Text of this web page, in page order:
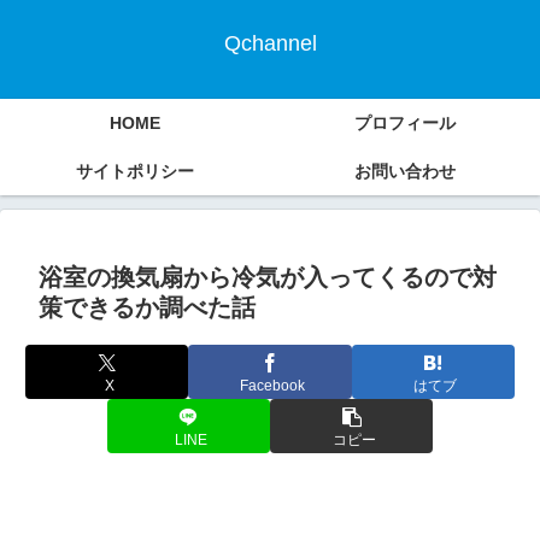
Qchannel
HOME プロフィール
サイトポリシー お問い合わせ
浴室の換気扇から冷気が入ってくるので対
策できるか調べた話
X Facebook はてブ
LINE コピー